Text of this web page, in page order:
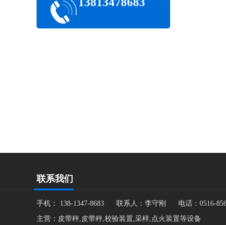
联系我们
手机： 138-1347-8683 联系人：李守刚 电话：0516-
主营：皮带秤,皮带秤,校验装置,采样,点火装置等设备